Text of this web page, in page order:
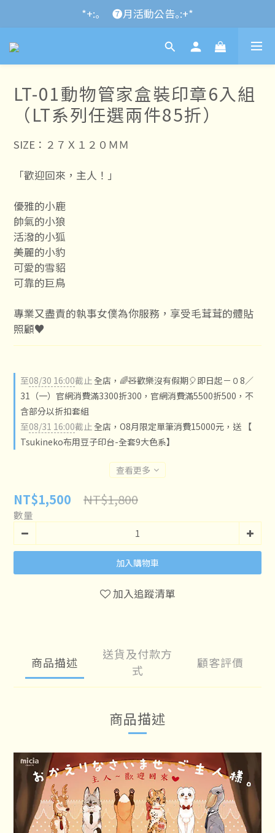
*+:｡\new / !🌌 官網消費滿千折百~RUN~:+*
*+:｡     ❼月活動公告｡:+*
*+:｡\new / !🌌 官網消費滿千折百~RUN~:+*
LT-01動物管家盒裝印章6入組
（LT系列任選兩件85折）
SIZE：２７Ｘ１２０ＭＭ
「歡迎回來，主人！」
優雅的小鹿
帥氣的小狼
活潑的小狐
美麗的小豹
可愛的雪貂
可靠的巨鳥
專業又盡責的執事女僕為你服務，享受毛茸茸的體貼
照顧♥
至08/30 16:00截止全店，🌈🧸歡樂沒有假期🎈即日起－０8／
31（一）官網消費滿3300折300，官網消費滿5500折500，不
含部分以折扣套組
至08/31 16:00截止全店，O8月限定單筆消費15000元，送 【
Tsukineko布用豆子印台-全套9大色系】
查看更多
NT$1,500 NT$1,800
數量
加入購物車
加入追蹤清單
商品描述
送貨及付款方
式
顧客評價
商品描述